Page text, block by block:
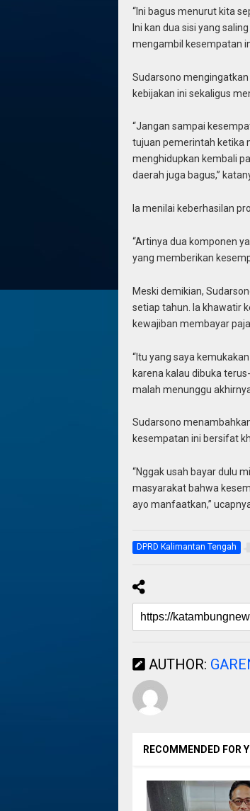
“Ini bagus menurut kita
Ini kan dua sisi yang
mengambil kesempatan
Sudarsono
kebijakan ini sekaligus
“Jangan sampai
tujuan pemerintah ketika
menghidupkan kembali
daerah juga bagus,”
Ia menilai keberhasilan
“Artinya dua komponen
yang memberikan
Meski demikian,
setiap tahun. Ia khawatir
kewajiban membayar
“Itu yang saya
karena kalau dibuka
malah menunggu
Sudarsono
kesempatan ini bersifat
“Nggak usah bayar dulu
masyarakat bahwa
ayo manfaatkan,”
DPRD Kalimantan Tengah
AUTHOR:
RECOMMENDED FOR